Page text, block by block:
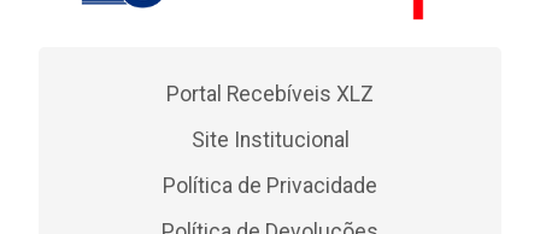
Portal Recebíveis XLZ
Site Institucional
Política de Privacidade